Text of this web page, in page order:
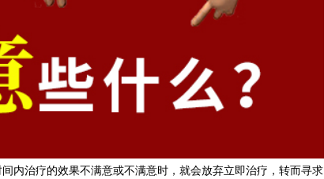
治疗的效果不满意或不满意时，就会放弃立即治疗，转而寻求